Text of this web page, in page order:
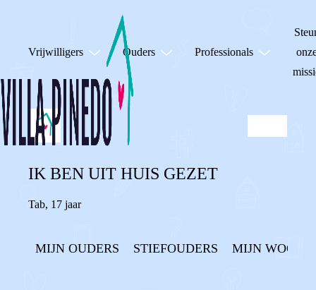
Vrijwilligers Ouders Professionals
IK BEN UIT HUIS GEZET
Tab, 17 jaar
MIJN OUDERS STIEFOUDERS MIJN